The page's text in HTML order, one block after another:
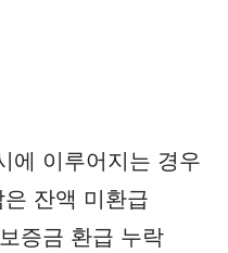
에 이루어지는 경우
잔액 미환급
증금 환급 누락